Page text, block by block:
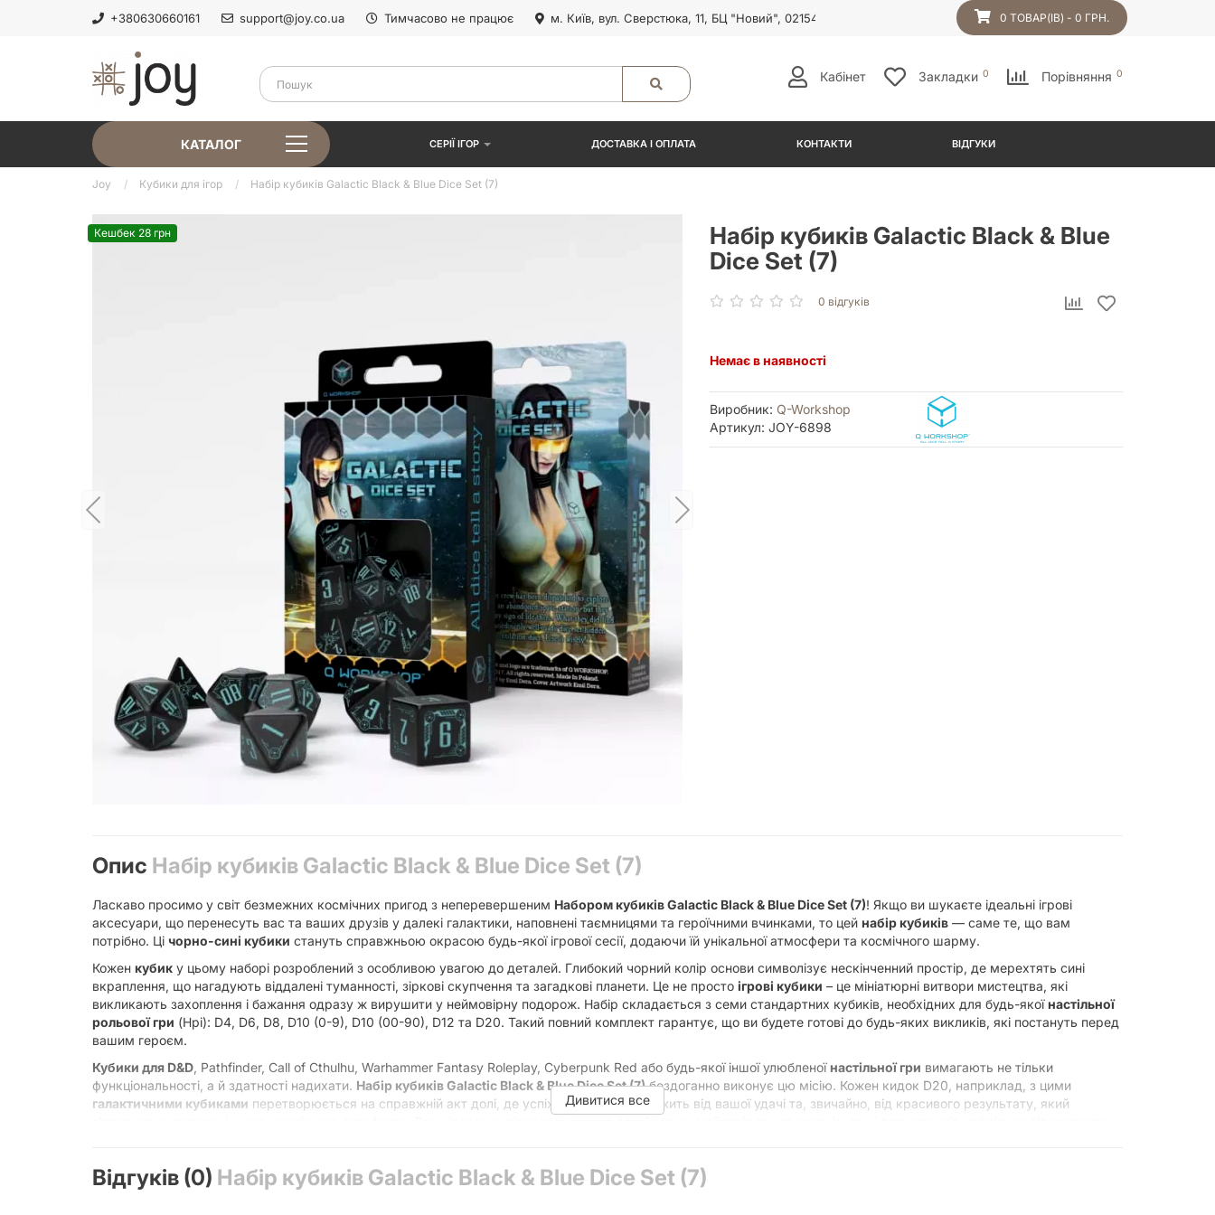
+380630660161 support@joy.co.ua Тимчасово не працює м. Київ, вул. Сверстюка, 11, БЦ "Новий", 02154 0 ТОВАР(ІВ) - 0 ГРН.
Кабінет Закладки 0 Порівняння 0
КАТАЛОГ СЕРІЇ ІГОР ДОСТАВКА І ОПЛАТА КОНТАКТИ ВІДГУКИ
Joy Кубики для ігор Набір кубиків Galactic Black & Blue Dice Set (7)
Кешбек 28 грн
Набір кубиків Galactic Black & Blue
Dice Set (7)
0 відгуків
Немає в наявності
Виробник: Q-Workshop
Артикул: JOY-6898
Опис Набір кубиків Galactic Black & Blue Dice Set (7)
Ласкаво просимо у світ безмежних космічних пригод з неперевершеним Набором кубиків Galactic Black & Blue Dice Set (7)! Якщо ви шукаєте ідеальні ігрові
аксесуари, що перенесуть вас та ваших друзів у далекі галактики, наповнені таємницями та героїчними вчинками, то цей набір кубиків — саме те, що вам
потрібно. Ці чорно-сині кубики стануть справжньою окрасою будь-якої ігрової сесії, додаючи їй унікальної атмосфери та космічного шарму.
Кожен кубик у цьому наборі розроблений з особливою увагою до деталей. Глибокий чорний колір основи символізує нескінченний простір, де мерехтять сині
вкраплення, що нагадують віддалені туманності, зіркові скупчення та загадкові планети. Це не просто ігрові кубики – це мініатюрні витвори мистецтва, які
викликають захоплення і бажання одразу ж вирушити у неймовірну подорож. Набір складається з семи стандартних кубиків, необхідних для будь-якоїнастільної
рольової гри (Нрі): D4, D6, D8, D10 (0-9), D10 (00-90), D12 та D20. Такий повний комплект гарантує, що ви будете готові до будь-яких викликів, які постануть перед
вашим героєм.
Кубики для D&D , Pathfinder, Call of Cthulhu, Warhammer Fantasy Roleplay, Cyberpunk Red або будь-якої іншої улюбленої настільної гри вимагають не тільки
функціональності, а й здатності надихати. Набір кубиків Galactic Black & Blue Dice Set (7)бездоганно виконує цю місію. Кожен кидок D20, наприклад, з цими
галактичними кубиками перетворюється на справжній акт долі, де успіх або провал залежить від вашої удачі та, звичайно, від красивого результату, який
Матеріал, з якого виготовлені ці
акрилові кубики, забезпечує їхню довговічність та приємні тактильні відчуття. Вони зручно лежать у руці, а чіткі, добре видимі
цифри гарантують легкість зчитування результатів навіть у напівтемряві ігрової кімнати. Якісне виконання та відсутність дефектів роблять їх надійним супутником
Дивитися все
Відгуків (0) Набір кубиків Galactic Black & Blue Dice Set (7)